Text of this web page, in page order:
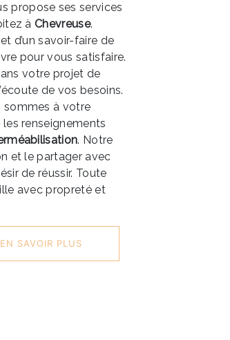
propose ses services
àChevreuse.
d’un savoir-faire de
pour vous satisfaire.
votre projet de
de vos besoins.
sommes à votre
renseignements
. Notre
et le partager avec
de réussir. Toute
avec propreté et
EN SAVOIR PLUS